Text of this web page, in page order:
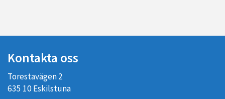
Kontakta oss
Torestavägen 2
635 10 Eskilstuna